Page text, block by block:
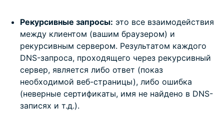
Рекурсивные запросы: это все взаимодействия
между клиентом (вашим браузером) и
рекурсивным сервером. Результатом каждого
DNS-запроса, проходящего через рекурсивный
сервер, является либо ответ (показ
необходимой веб-страницы), либо ошибка
(неверные сертификаты, имя не найдено в DNS-
записях и т.д.).